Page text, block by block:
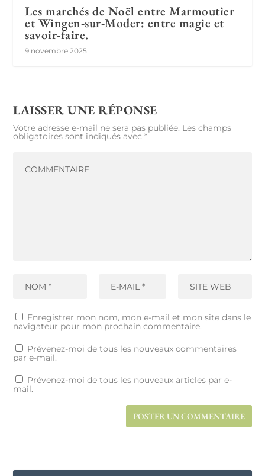
Les marchés de Noël entre Marmoutier
et Wingen-sur-Moder: entre magie et
savoir-faire.
9 novembre 2025
LAISSER UNE RÉPONSE
Votre adresse e-mail ne sera pas publiée. Les champs
obligatoires sont indiqués avec*
Enregistrer mon nom, mon e-mail et mon site dans le
navigateur pour mon prochain commentaire.
Prévenez-moi de tous les nouveaux commentaires
par e-mail.
Prévenez-moi de tous les nouveaux articles par e-
mail.